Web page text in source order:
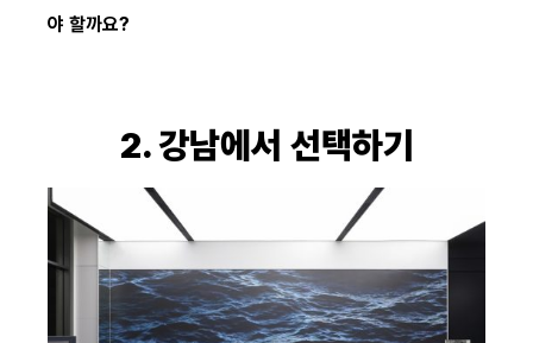
야 할까요?
2. 강남에서 선택하기